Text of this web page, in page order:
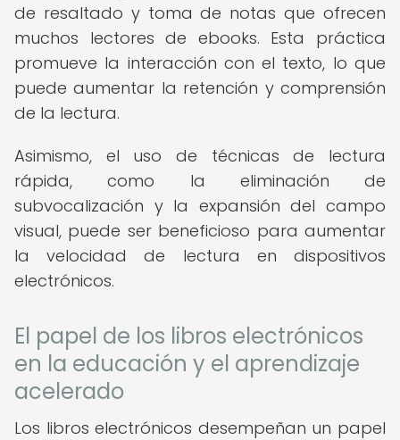
de resaltado y toma de notas que ofrecen
muchos lectores de ebooks. Esta práctica
promueve la interacción con el texto, lo que
puede aumentar la retención y comprensión
de la lectura.
Asimismo, el uso de técnicas de lectura
rápida, como la eliminación de
subvocalización y la expansión del campo
visual, puede ser beneficioso para aumentar
la velocidad de lectura en dispositivos
electrónicos.
El papel de los libros electrónicos
en la educación y el aprendizaje
acelerado
Los libros electrónicos desempeñan un papel